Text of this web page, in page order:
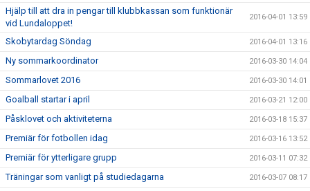
Hjälp till att dra in pengar till klubbkassan som funktionär
vid Lundaloppet!
2016-04-01 13:59
Skobytardag Söndag 2016-04-01 13:16
Ny sommarkoordinator 2016-03-30 14:04
Sommarlovet 2016 2016-03-30 14:01
Goalball startar i april 2016-03-21 12:00
Påsklovet och aktiviteterna 2016-03-18 15:37
Premiär för fotbollen idag 2016-03-16 13:52
Premiär för ytterligare grupp 2016-03-11 07:32
Träningar som vanligt på studiedagarna 2016-03-07 08:17